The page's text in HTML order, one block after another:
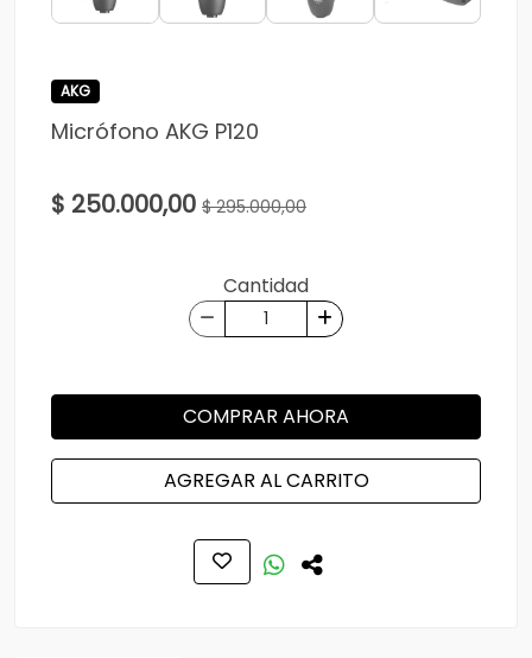
AKG
Micrófono AKG P120
$ 250.000,00 $ 295.000,00
Cantidad
COMPRAR AHORA
AGREGAR AL CARRITO